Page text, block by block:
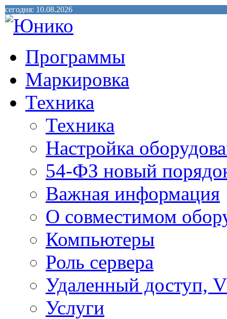
сегодня: 10.08.2026
Программы
Маркировка
Техника
Техника
Настройка
54-ФЗ новый
Важная информация
О совместимом
Компьютеры
Роль сервера
Удаленный доступ,
Услуги